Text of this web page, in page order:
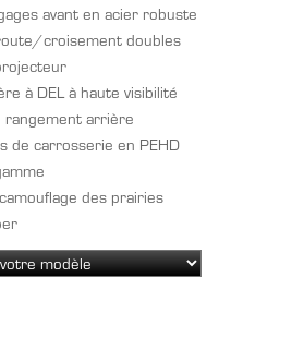
avant en acier robuste
croisement doubles
à DEL à haute visibilité
rangement arrière
de carrosserie en PEHD
des prairies